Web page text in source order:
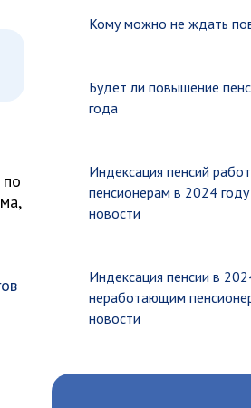
Кому можно не ждать
Будет ли повышение
года
Индексация пенсий
пенсионерам в 2024
новости
Индексация пенсии в
неработающим
новости